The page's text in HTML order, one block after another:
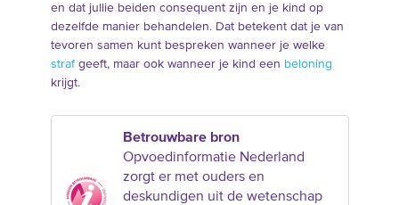
en dat jullie beiden consequent zijn en je kind op
dezelfde manier behandelen. Dat betekent dat je van
tevoren samen kunt bespreken wanneer je welke
strafgeeft, maar ook wanneer je kind een beloning
krijgt.
Betrouwbare bron
Opvoedinformatie Nederland
zorgt er met ouders en
deskundigen uit de wetenschap